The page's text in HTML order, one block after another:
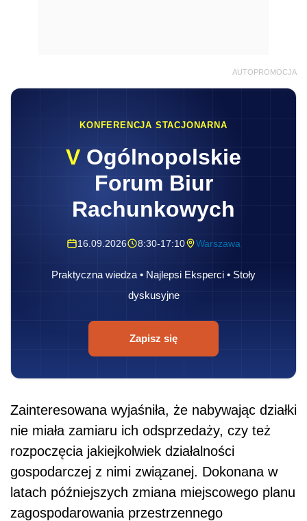
AUTOPROMOCJA
KONFERENCJA STACJONARNA
V Ogólnopolskie
Forum Biur
Rachunkowych
16.09.2026 8:30-17:10 Warszawa
Praktyczna wiedza • Najlepsi Eksperci • Stoły
dyskusyjne
Zapisz się
Zainteresowana wyjaśniła, że nabywając działki
nie miała zamiaru ich odsprzedaży, czy też
rozpoczęcia jakiejkolwiek działalności
gospodarczej z nimi związanej. Dokonana w
latach późniejszych zmiana miejscowego planu
zagospodarowania przestrzennego